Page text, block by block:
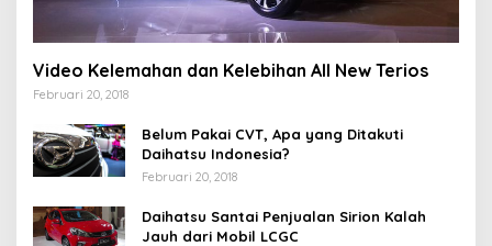
Video Kelemahan dan Kelebihan All New Terios
Februari 20, 2018
Belum Pakai CVT, Apa yang Ditakuti
Daihatsu Indonesia?
Februari 20, 2018
Daihatsu Santai Penjualan Sirion Kalah
Jauh dari Mobil LCGC